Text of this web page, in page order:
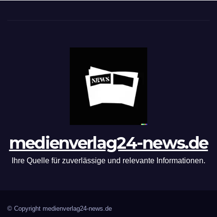
medienverlag24-news.de
Ihre Quelle für zuverlässige und relevante Informationen.
© Copyright medienverlag24-news.de